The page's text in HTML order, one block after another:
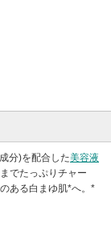
分)を配合した美容液
でたっぷりチャー
ある白まゆ肌*へ。*